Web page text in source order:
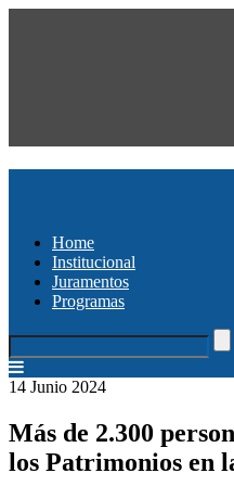
Home
Institucional
Juramentos
Programas
14 Junio 2024
Más de 2.300
los Patrimonios en